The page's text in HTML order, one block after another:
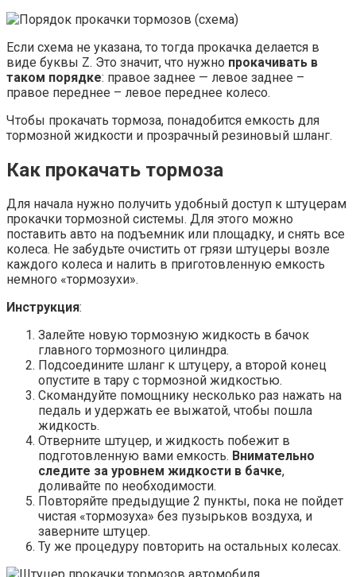
Если схема не указана, то тогда прокачка делается в
виде буквы Z. Это значит, что нужно прокачивать в
таком порядке: правое заднее — левое заднее –
правое переднее – левое переднее колесо.
Чтобы прокачать тормоза, понадобится емкость для
тормозной жидкости и прозрачный резиновый шланг.
Как прокачать тормоза
Для начала нужно получить удобный доступ к штуцерам
прокачки тормозной системы. Для этого можно
поставить авто на подъемник или площадку, и снять все
колеса. Не забудьте очистить от грязи штуцеры возле
каждого колеса и налить в приготовленную емкость
немного «тормозухи».
Инструкция:
Залейте новую тормозную жидкость в бачок
главного тормозного цилиндра.
Подсоедините шланг к штуцеру, а второй конец
опустите в тару с тормозной жидкостью.
Скомандуйте помощнику несколько раз нажать на
педаль и удержать ее выжатой, чтобы пошла
жидкость.
Отверните штуцер, и жидкость побежит в
подготовленную вами емкость. Внимательно
следите за уровнем жидкости в бачке,
доливайте по необходимости.
Повторяйте предыдущие 2 пункты, пока не пойдет
чистая «тормозуха» без пузырьков воздуха, и
заверните штуцер.
Ту же процедуру повторить на остальных колесах.